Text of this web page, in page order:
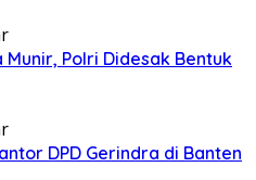
Munir, Polri Didesak Bentuk
DPD Gerindra di Banten